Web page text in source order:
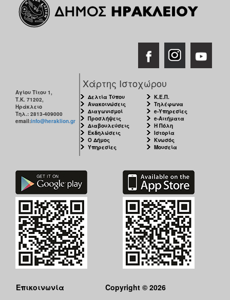
Αγίου Τίτου 1,
Τ.Κ. 71202,
Ηράκλειο
Τηλ.: 2813-409000
email:info@heraklion.gr
Χάρτης Ιστοχώρου
Δελτία Τύπου
Ανακοινώσεις
Διαγωνισμοί
Προσλήψεις
Διαβουλεύσεις
Εκδηλώσεις
Ο Δήμος
Υπηρεσίες
Κ.Ε.Π.
Τηλέφωνα
e-Υπηρεσίες
e-Αιτήματα
Η Πόλη
Ιστορία
Κνωσός
Μουσεία
Επικοινωνία
Copyright © 2026